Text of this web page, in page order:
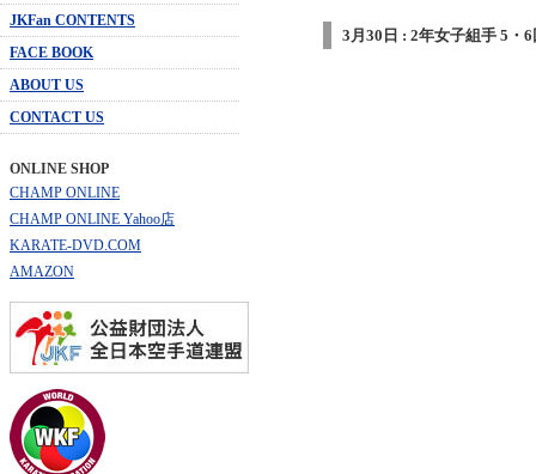
JKFan CONTENTS
FACE BOOK
ABOUT US
CONTACT US
ONLINE SHOP
CHAMP ONLINE
CHAMP ONLINE Yahoo店
KARATE-DVD.COM
AMAZON
3月30日 : 2年女子組手 5・